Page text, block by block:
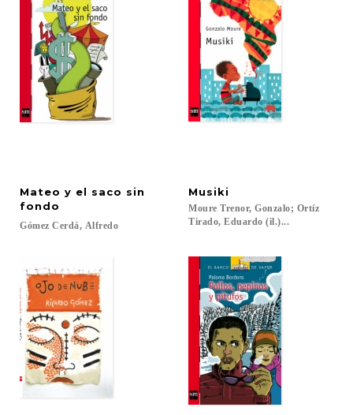
Mateo y el saco sin
fondo
Gómez Cerdá, Alfredo
Musiki
Moure Trenor, Gonzalo; Ortíz
Tirado, Eduardo (il.)...